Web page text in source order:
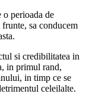
o perioada de
sa conducem
si credibilitatea in
in primul rand,
in timp ce se
celeilalte.